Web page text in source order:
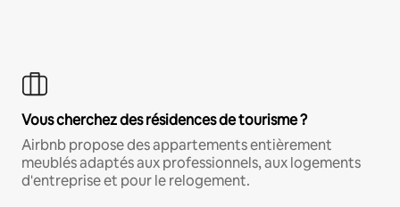
Vous cherchez des résidences de tourisme ?
Airbnb propose des appartements entièrement
meublés adaptés aux professionnels, aux logements
d'entreprise et pour le relogement.